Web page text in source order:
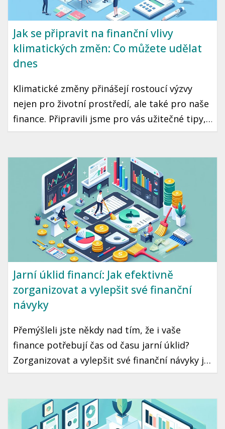
Jak se připravit na finanční vlivy
klimatických změn: Co můžete udělat
dnes
Klimatické změny přinášejí rostoucí výzvy
nejen pro životní prostředí, ale také pro naše
finance. Připravili jsme pro vás užitečné tipy,
jak se vypořádat s finančními vlivy těchto
Podíváme se na český kontext a konkrétní
kroky, které můžete podniknout už dnes.
Jarní úklid financí: Jak efektivně
zorganizovat a vylepšit své finanční
návyky
Přemýšleli jste někdy nad tím, že i vaše
finance potřebují čas od času jarní úklid?
Zorganizovat a vylepšit své finanční návyky je
krok, který může vést k lepší finanční
jednoduše a prakticky.